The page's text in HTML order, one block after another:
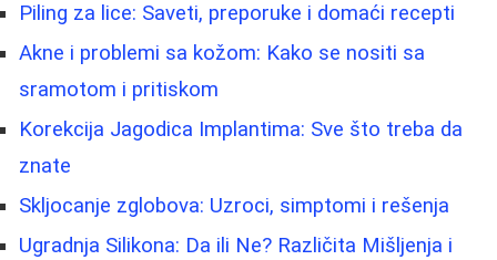
Piling za lice: Saveti, preporuke i domaći recepti
Akne i problemi sa kožom: Kako se nositi sa
sramotom i pritiskom
Korekcija Jagodica Implantima: Sve što treba da
znate
Skljocanje zglobova: Uzroci, simptomi i rešenja
Ugradnja Silikona: Da ili Ne? Različita Mišljenja i